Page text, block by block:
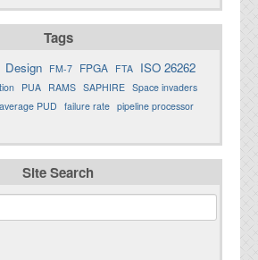
Tags
Design FM-7 FPGA FTA ISO 26262
PUA RAMS SAPHIRE Space invaders
average PUD failure rate pipeline processor
Site Search